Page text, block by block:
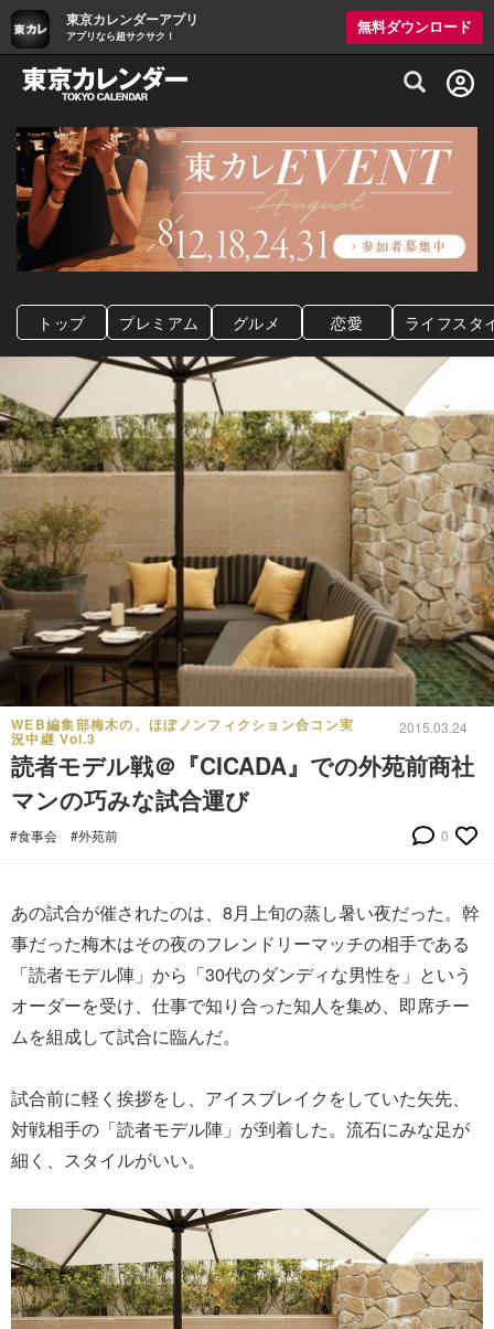
東京カレンダーアプリ
アプリなら超サクサク！
無料ダウンロード
グルメ情報・プレミアムレストラン予約
トップ プレミアム グルメ 恋愛 ライフスタ
WEB編集部梅木の、ほぼノンフィクション合コン実
況中継 Vol.3
2015.03.24
読者モデル戦＠『CICADA』での外苑前商社
マンの巧みな試合運び
#食事会 #外苑前 0
あの試合が催されたのは、8月上旬の蒸し暑い夜だった。幹
事だった梅木はその夜のフレンドリーマッチの相手である
「読者モデル陣」から「30代のダンディな男性を」という
オーダーを受け、仕事で知り合った知人を集め、即席チー
ムを組成して試合に臨んだ。
試合前に軽く挨拶をし、アイスブレイクをしていた矢先、
対戦相手の「読者モデル陣」が到着した。流石にみな足が
細く、スタイルがいい。